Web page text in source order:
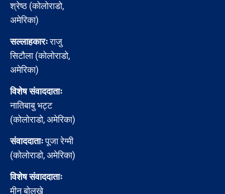
श्रेष्ठ (कोलोराडो,
अमेरिका)
सल्लाहकारःराजु
सिटौला (कोलोराडो,
अमेरिका)
विशेष संवाददाताः
नातिबाबु भट्ट
(कोलोराडो, अमेरिका)
संवाददाताःपूजा रेग्मी
(कोलोराडो, अमेरिका)
विशेष संवाददाताः
मीन बोलखे